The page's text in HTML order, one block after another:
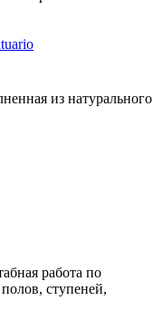
из натурального
работа по
ступеней,